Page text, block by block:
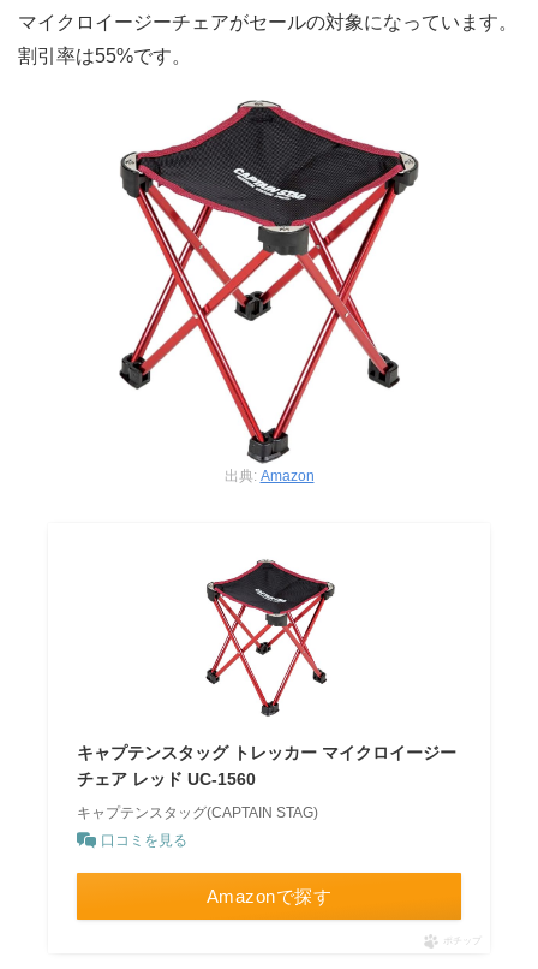
マイクロイージーチェアがセールの対象になっています。
割引率は55%です。
出典: Amazon
キャプテンスタッグ トレッカー マイクロイージー
チェア レッド UC-1560
キャプテンスタッグ(CAPTAIN STAG)
口コミを見る
Amazonで探す
ポチップ